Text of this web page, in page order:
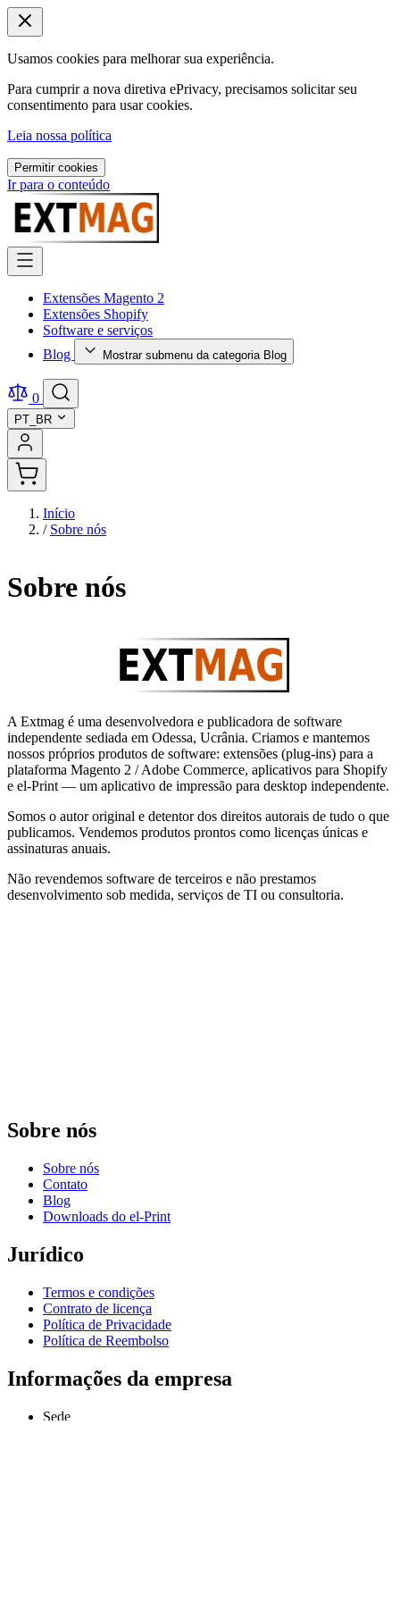
Usamos cookies para melhorar sua experiência.
Para cumprir a nova diretiva ePrivacy, precisamos solicitar seu
consentimento para usar cookies.
Leia nossa política
Permitir cookies
Ir para o conteúdo
Extensões Magento 2
Extensões Shopify
Software e serviços
Blog
Mostrar submenu da categoria Blog
0
PT_BR
Início
/ Sobre nós
Sobre nós
A Extmag é uma desenvolvedora e publicadora de software
independente sediada em Odessa, Ucrânia. Criamos e mantemos
nossos próprios produtos de software: extensões (plug-ins) para a
plataforma Magento 2 / Adobe Commerce, aplicativos para Shopify
e el-Print — um aplicativo de impressão para desktop independente.
Somos o autor original e detentor dos direitos autorais de tudo o que
publicamos. Vendemos produtos prontos como licenças únicas e
assinaturas anuais.
Não revendemos software de terceiros e não prestamos
desenvolvimento sob medida, serviços de TI ou consultoria.
Sobre nós
Sobre nós
Contato
Blog
Downloads do el-Print
Jurídico
Termos e condições
Contrato de licença
Política de Privacidade
Política de Reembolso
Informações da empresa
Sede